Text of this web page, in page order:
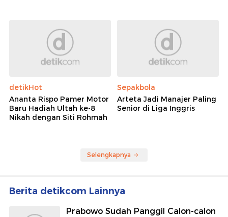
detikHot
Ananta Rispo Pamer Motor
Baru Hadiah Ultah ke-8
Nikah dengan Siti Rohmah
Sepakbola
Arteta Jadi Manajer Paling
Senior di Liga Inggris
Selengkapnya
Berita detikcom Lainnya
Prabowo Sudah Panggil Calon-calon